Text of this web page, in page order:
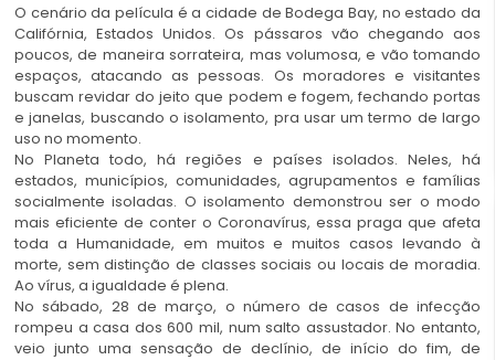
O cenário da película é a cidade de Bodega Bay, no estado da
Califórnia, Estados Unidos. Os pássaros vão chegando aos
poucos, de maneira sorrateira, mas volumosa, e vão tomando
espaços, atacando as pessoas. Os moradores e visitantes
buscam revidar do jeito que podem e fogem, fechando portas
e janelas, buscando o isolamento, pra usar um termo de largo
uso no momento.
No Planeta todo, há regiões e países isolados. Neles, há
estados, municípios, comunidades, agrupamentos e famílias
socialmente isoladas. O isolamento demonstrou ser o modo
mais eficiente de conter o Coronavírus, essa praga que afeta
toda a Humanidade, em muitos e muitos casos levando à
morte, sem distinção de classes sociais ou locais de moradia.
Ao vírus, a igualdade é plena.
No sábado, 28 de março, o número de casos de infecção
rompeu a casa dos 600 mil, num salto assustador. No entanto,
veio junto uma sensação de declínio, de início do fim, de